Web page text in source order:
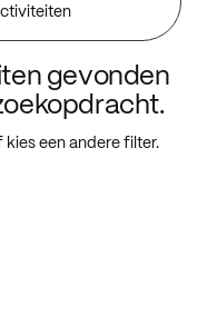
gevonden
kies een andere filter.